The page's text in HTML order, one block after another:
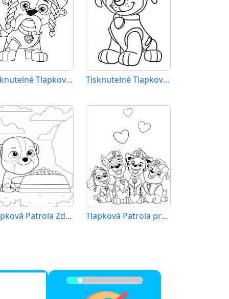
Tisknutelné Tlapková Patrola Obrázek pro Děti Tisknutelné Tlapková Patrola
Tlapková Patrola Zdarama Tlapková Patrola pro 6leté Děti